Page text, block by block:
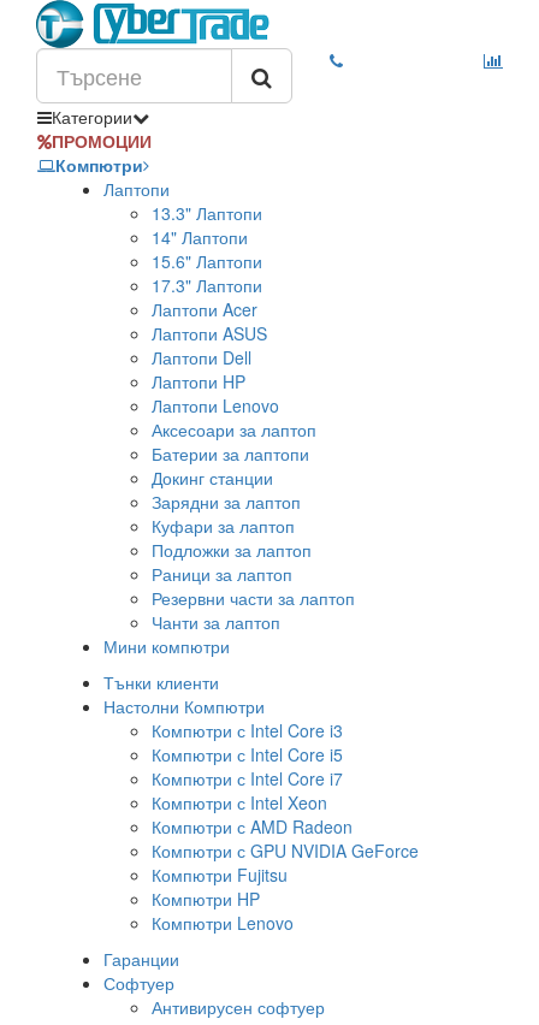
Категории
ПРОМОЦИИ
Компютри
Лаптопи
13.3" Лаптопи
14" Лаптопи
15.6" Лаптопи
17.3" Лаптопи
Лаптопи Acer
Лаптопи ASUS
Лаптопи Dell
Лаптопи HP
Лаптопи Lenovo
Аксесоари за лаптоп
Батерии за лаптопи
Докинг станции
Зарядни за лаптоп
Куфари за лаптоп
Подложки за лаптоп
Раници за лаптоп
Резервни части за лаптоп
Чанти за лаптоп
Мини компютри
Тънки клиенти
Настолни Компютри
Компютри с Intel Core i3
Компютри с Intel Core i5
Компютри с Intel Core i7
Компютри с Intel Xeon
Компютри с AMD Radeon
Компютри с GPU NVIDIA GeForce
Компютри Fujitsu
Компютри HP
Компютри Lenovo
Гаранции
Софтуер
Антивирусен софтуер